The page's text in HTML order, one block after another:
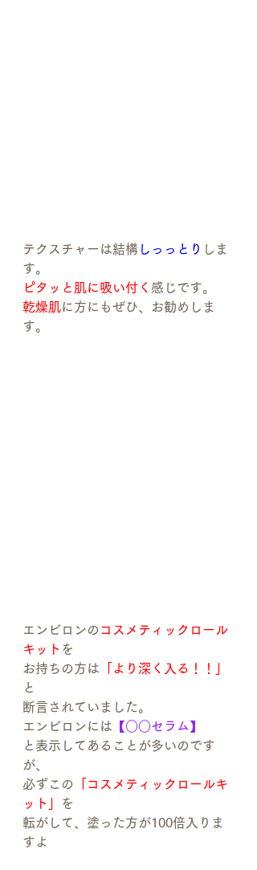
テクスチャーは結構 しっっとり しま
す。
ピタッと肌に吸い付く 感じです。
乾燥肌に方にもぜひ、お勧めしま
す。
エンビロンのコスメティックロール
キット を
お持ちの方は
「より深く入る！！」
と
断言されていました。
エンビロンには
【○○セラム】
と表示してあることが多いのです
が、
必ずこの 「コスメティックロールキ
ット」
を
転がして、塗った方が100倍入りま
すよ